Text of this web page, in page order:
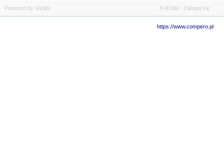
Full Site Zaloguj się
https://www.compero.pl
Powered by Vanilla